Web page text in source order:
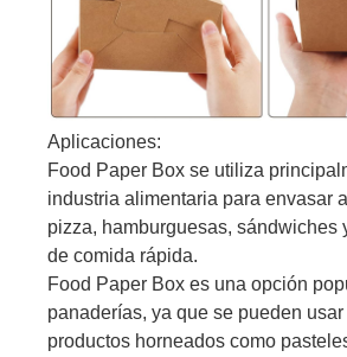
Aplicaciones:
Food Paper Box se utiliza
industria alimentaria para envasar
pizza, hamburguesas, sándwiches
de comida rápida.
Food Paper Box es una opción
panaderías, ya que se pueden
productos horneados como